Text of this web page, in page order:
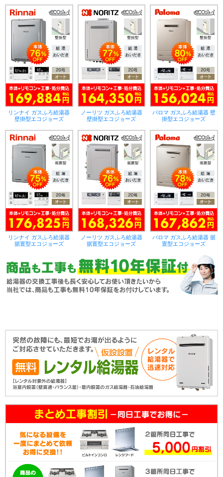
リンナイ ガスふろ給湯器
壁掛型エコジョーズ
ノーリツ ガスふろ給湯器
壁掛型エコジョーズ
パロマ ガスふろ給湯器 壁
掛型エコジョーズ
リンナイ ガスふろ給湯器
据置型エコジョーズ
ノーリツ ガスふろ給湯器
据置型エコジョーズ
パロマ ガスふろ給湯器 据
置型エコジョーズ